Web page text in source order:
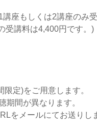
座もしくは2講座のみ
受講料は4,400円です。)
定)をご用意します。
間が異なります。
をメールにてお送りし